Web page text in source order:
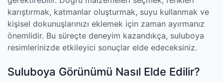
karıştırmak, katmanlar oluşturmak, suyu kullanmak ve
kişisel dokunuşlarınızı eklemek için zaman ayırmanız
önemlidir. Bu süreçte deneyim kazandıkça, suluboya
resimlerinizde etkileyici sonuçlar elde edeceksiniz.
Suluboya Görünümü Nasıl Elde Edilir?